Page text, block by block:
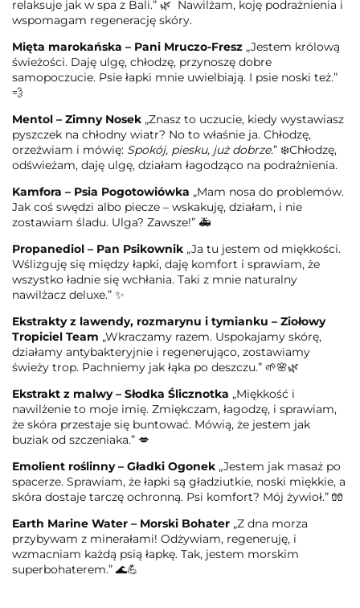
relaksuje jak w spa z Bali.” 🌿 Nawilżam, koję podrażnienia i
wspomagam regenerację skóry.
Mięta marokańska – Pani Mruczo-Fresz „Jestem królową
świeżości. Daję ulgę, chłodzę, przynoszę dobre
samopoczucie. Psie łapki mnie uwielbiają. I psie noski też.”
💨
Mentol – Zimny Nosek „Znasz to uczucie, kiedy wystawiasz
pyszczek na chłodny wiatr? No to właśnie ja. Chłodzę,
orzeźwiam i mówię: Spokój, piesku, już dobrze.” ❄️Chłodzę,
odświeżam, daję ulgę, działam łagodząco na podrażnienia.
Kamfora – Psia Pogotowiówka „Mam nosa do problemów.
Jak coś swędzi albo piecze – wskakuję, działam, i nie
zostawiam śladu. Ulga? Zawsze!” 🚑
Propanediol – Pan Psikownik „Ja tu jestem od miękkości.
Wślizguję się między łapki, daję komfort i sprawiam, że
wszystko ładnie się wchłania. Taki z mnie naturalny
nawilżacz deluxe.” ✨
Ekstrakty z lawendy, rozmarynu i tymianku – Ziołowy
Tropiciel Team „Wkraczamy razem. Uspokajamy skórę,
działamy antybakteryjnie i regenerująco, zostawiamy
świeży trop. Pachniemy jak łąka po deszczu.” 🌱🌸🌿
Ekstrakt z malwy – Słodka Ślicznotka „Miękkość i
nawilżenie to moje imię. Zmiękczam, łagodzę, i sprawiam,
że skóra przestaje się buntować. Mówią, że jestem jak
buziak od szczeniaka.” 💋
Emolient roślinny – Gładki Ogonek „Jestem jak masaż po
spacerze. Sprawiam, że łapki są gładziutkie, noski miękkie, a
skóra dostaje tarczę ochronną. Psi komfort? Mój żywioł.” 🧤
Earth Marine Water – Morski Bohater „Z dna morza
przybywam z minerałami! Odżywiam, regeneruję, i
wzmacniam każdą psią łapkę. Tak, jestem morskim
superbohaterem.” 🌊💪